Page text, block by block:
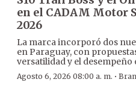
en el CADAM Motor
2026
La marca incorporó dos
en Paraguay, con
versatilidad y el
Agosto 6, 2026 08:00 a. m. ·